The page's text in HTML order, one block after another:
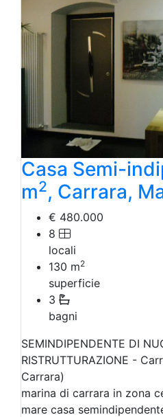
Casa Semi-
m2, Carrara,
€ 480.000
8
locali
130 m2
superficie
3
bagni
SEMINDIPENDENTE DI
RISTRUTTURAZIONE -
Carrara)
marina di carrara in zona
mare casa